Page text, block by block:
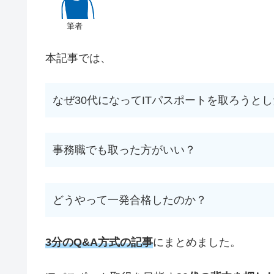
筆者
本記事では、
なぜ30代になってITパスポートを取ろうとし
事務職でも取った方がいい？
どうやって一発合格したのか？
3分のQ&A方式の記事にまとめました。